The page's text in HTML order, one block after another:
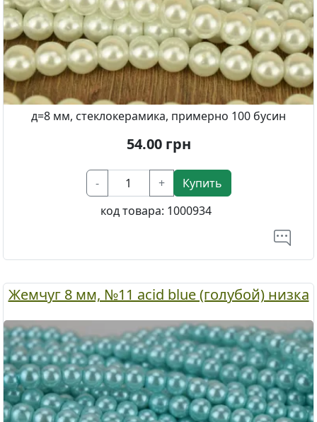
д=8 мм, стеклокерамика, примерно 100 бусин
54.00грн
- +
Купить
код товара: 1000934
Жемчуг 8 мм, №11 acid blue (голубой) низка